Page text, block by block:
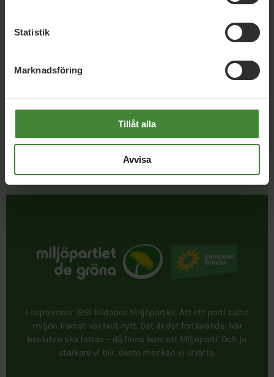
Statistik
Marknadsföring
Tillåt alla
Avvisa
att
sprida vårt budskap
Publicerad 2026-04-22
Uppdaterad 2026-08-08
I september 1981 bildades Miljöpartiet. Att ett parti satte
miljön främst var helt nytt. Det är det fortfarande. När
besluten ska fattas – då finns bara ett Miljöparti. Och ju
starkare vi blir, desto mer kan vi uträtta.